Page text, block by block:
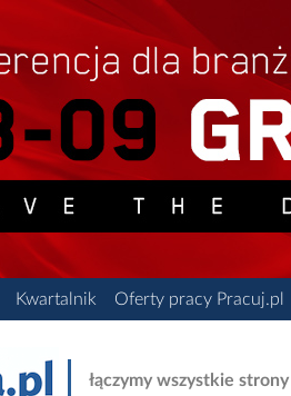
Kwartalnik Oferty pracy Pracuj.pl
łączymy wszystkie